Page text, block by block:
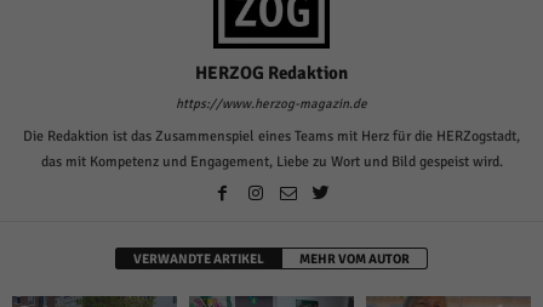
HERZOG Redaktion
https://www.herzog-magazin.de
Die Redaktion ist das Zusammenspiel eines Teams mit Herz für die HERZogstadt,
das mit Kompetenz und Engagement, Liebe zu Wort und Bild gespeist wird.
VERWANDTE ARTIKEL MEHR VOM AUTOR